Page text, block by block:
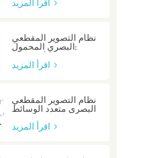
نظام التصوير المقطعي
البصري المحمول:
Mobile/Mobile-E
نظام التصوير المقطعي
البصري متعدد الوسائط
المتكامل: متكامل